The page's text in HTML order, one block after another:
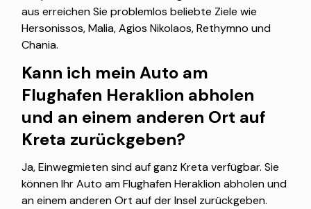
aus erreichen Sie problemlos beliebte Ziele wie
Hersonissos, Malia, Agios Nikolaos, Rethymno und
Chania.
Kann ich mein Auto am
Flughafen Heraklion abholen
und an einem anderen Ort auf
Kreta zurückgeben?
Ja, Einwegmieten sind auf ganz Kreta verfügbar. Sie
können Ihr Auto am Flughafen Heraklion abholen und
an einem anderen Ort auf der Insel zurückgeben.